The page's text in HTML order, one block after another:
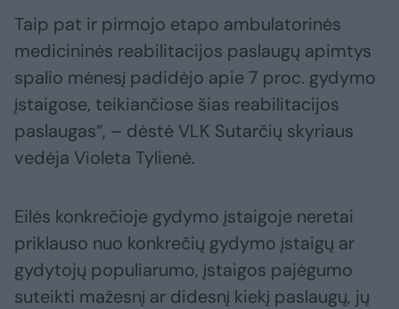
Taip pat ir pirmojo etapo ambulatorinės
medicininės reabilitacijos paslaugų apimtys
spalio mėnesį padidėjo apie 7 proc. gydymo
įstaigose, teikiančiose šias reabilitacijos
paslaugas“, – dėstė VLK Sutarčių skyriaus
vedėja Violeta Tylienė.
Eilės konkrečioje gydymo įstaigoje neretai
priklauso nuo konkrečių gydymo įstaigų ar
gydytojų populiarumo, įstaigos pajėgumo
suteikti mažesnį ar didesnį kiekį paslaugų, jų